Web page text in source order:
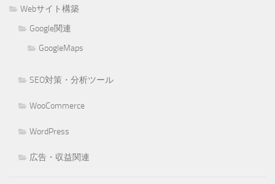
Webサイト構築
Google関連
GoogleMaps
SEO対策・分析ツール
WooCommerce
WordPress
広告・収益関連